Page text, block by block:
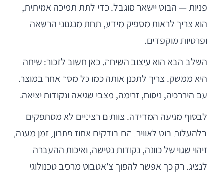
פניות — הבוט יישאר מוגבל. כדי לתת תמיכה אמיתית,
הוא צריך לראות מספיק מידע, תחת מנגנוני הרשאה
ופרטיות מוקפדים.
השלב הבא הוא עיצוב השיחה. כאן חשוב לזכור: שיחה
היא ממשק. צריך לתכנן אותה כמו כל מסך אחר במוצר.
עם היררכיה, ניסוח, זרימה, מצבי שגיאה ונקודות יציאה.
לבסוף מגיעה המדידה. צוותים רציניים לא מסתפקים
בלהעלות בוט לאוויר. הם בודקים אחוז פתרון, זמן מענה,
זיהוי שגוי של כוונה, נקודות נטישה, ואיכות ההעברה
לנציג. רק כך אפשר להפוך צ'אטבוט מרכיב טכנולוגי